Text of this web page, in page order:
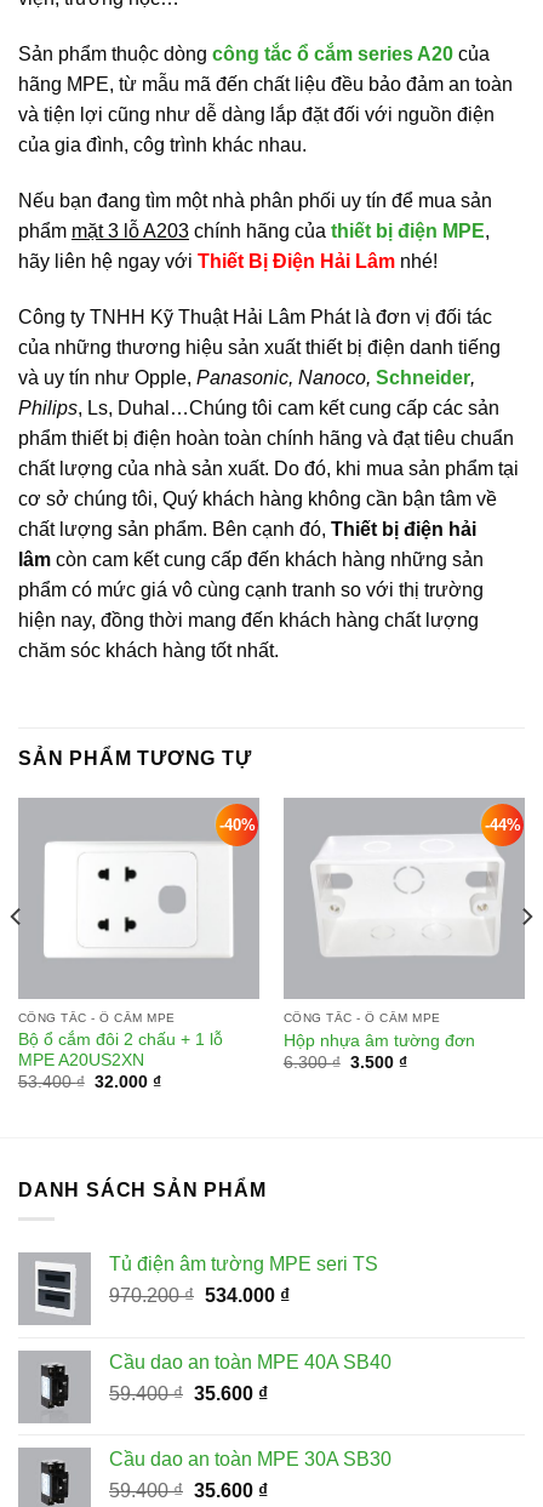
Sản phẩm thuộc dòng công tắc ổ cắm series A20 của
hãng MPE, từ mẫu mã đến chất liệu đều bảo đảm an toàn
và tiện lợi cũng như dễ dàng lắp đặt đối với nguồn điện
của gia đình, côg trình khác nhau.
Nếu bạn đang tìm một nhà phân phối uy tín để mua sản
phẩm mặt 3 lỗ A203 chính hãng của thiết bị điện MPE,
hãy liên hệ ngay với Thiết Bị Điện Hải Lâm nhé!
Công ty TNHH Kỹ Thuật Hải Lâm Phát là đơn vị đối tác
của những thương hiệu sản xuất thiết bị điện danh tiếng
và uy tín như Opple, Panasonic, Nanoco, Schneider,
Philips, Ls, Duhal…Chúng tôi cam kết cung cấp các sản
phẩm thiết bị điện hoàn toàn chính hãng và đạt tiêu chuẩn
chất lượng của nhà sản xuất. Do đó, khi mua sản phẩm tại
cơ sở chúng tôi, Quý khách hàng không cần bận tâm về
chất lượng sản phẩm. Bên cạnh đó, Thiết bị điện hải
lâm còn cam kết cung cấp đến khách hàng những sản
phẩm có mức giá vô cùng cạnh tranh so với thị trường
hiện nay, đồng thời mang đến khách hàng chất lượng
chăm sóc khách hàng tốt nhất.
SẢN PHẨM TƯƠNG TỰ
-40%
CÔNG TẮC - Ổ CẮM MPE
Bộ ổ cắm đôi 2 chấu + 1 lỗ
MPE A20US2XN
53.400₫ Giá
32.000 ₫Giá
-44%
Add to
wishlist
CÔNG TẮC - Ổ CẮM MPE
Hộp nhựa âm tường đơn
6.300₫ Giá
3.500 ₫Giá
DANH SÁCH SẢN PHẨM
Tủ điện âm tường MPE seri TS
970.200₫ Giá
970.200 ₫.
534.000 ₫Giá
là:
Cầu dao an toàn MPE 40A SB40
59.400₫ Giá
59.400 ₫.
35.600 ₫Giá
là:
35.600 ₫.
Cầu dao an toàn MPE 30A SB30
59.400₫ Giá
35.600 ₫Giá